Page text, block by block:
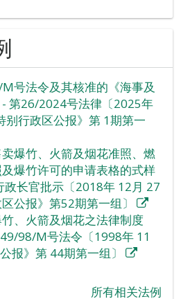
号法令及其核准的《海事及
第26/2024号法律〔2025年
别行政区公报》第 1期第一
爆竹、火箭及烟花准照、燃
爆竹许可的申请表格的式样
长官批示〔2018年 12月 27
公报》第52期第一组〕
、火箭及烟花之法律制度
98/M号法令〔1998年 11
报》第 44期第一组〕
所有相关法例